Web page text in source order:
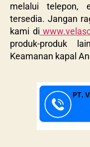
melalui telepon,
tersedia. Jangan
kami di
produk-produk
Keamanan kapal